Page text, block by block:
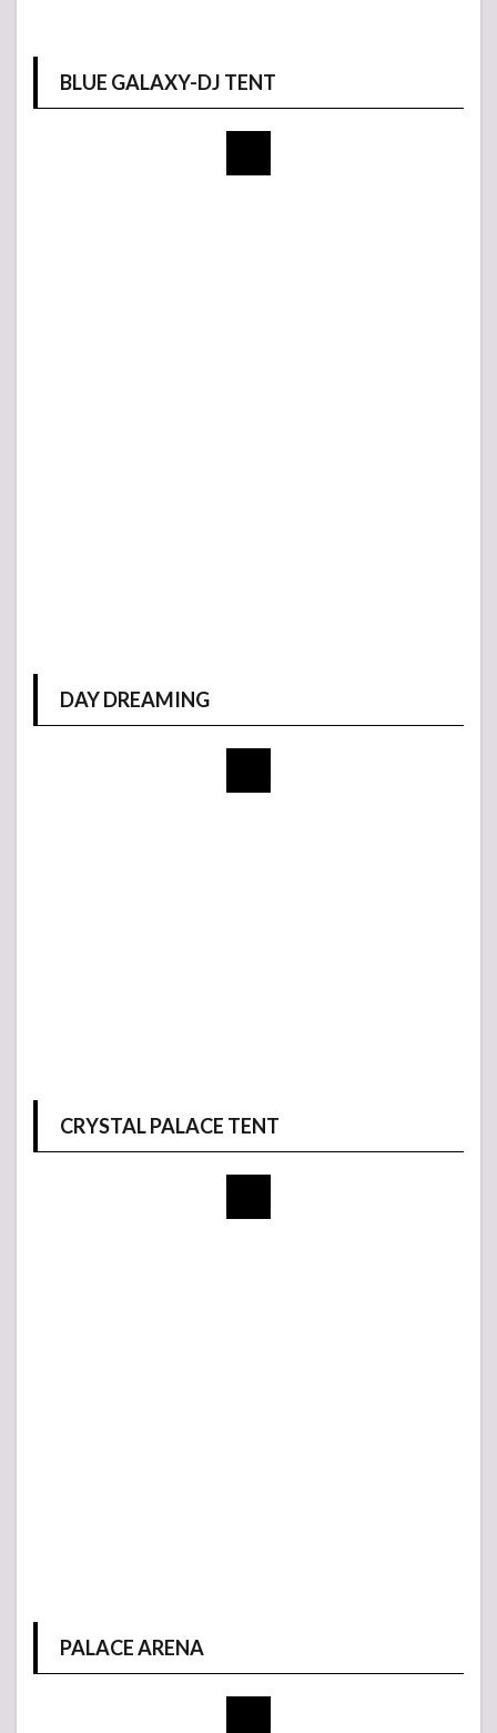
BLUE GALAXY-DJ TENT
DAY DREAMING
CRYSTAL PALACE TENT
PALACE ARENA